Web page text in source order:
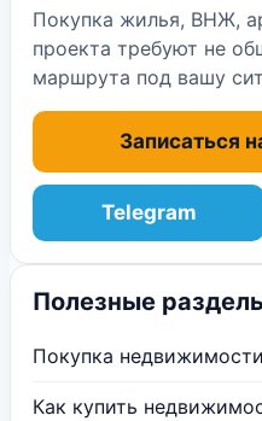
Покупка жилья, ВНЖ,
проекта требуют не
маршрута под вашу
Записаться
Telegram
Полезные
Покупка
Как купить